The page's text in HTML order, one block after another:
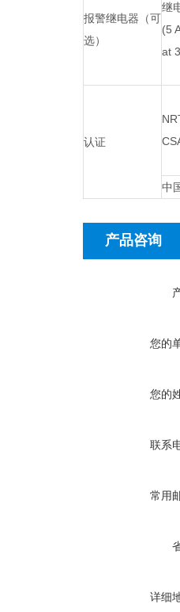
报警继电器（可
选）
继
(5
at
认证
中
产品咨询
您的
您的
联系
常用
详细